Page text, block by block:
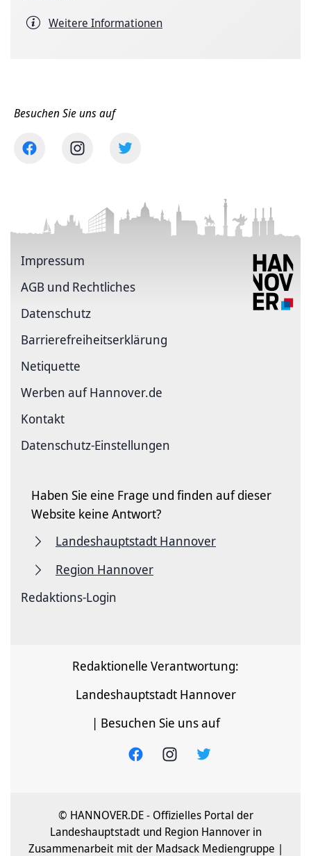
Weitere Informationen
Besuchen Sie uns auf
Impressum
AGB und Rechtliches
Datenschutz
Barriere­freiheits­erklärung
Netiquette
Werben auf Hannover.de
Kontakt
Datenschutz-Einstellungen
Haben Sie eine Frage und finden auf dieser
Website keine Antwort?
Landeshauptstadt Hannover
Region Hannover
Redaktions-Login
Redaktionelle Verantwortung:
Landeshauptstadt Hannover
| Besuchen Sie uns auf
© HANNOVER.DE - Offizielles Portal der
Landeshauptstadt und Region Hannover in
Zusammenarbeit mit der Madsack Mediengruppe |